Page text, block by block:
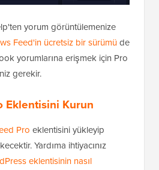
yorum görüntülemenize
Feed'in ücretsiz bir sürümüde
yorumlarına erişmek için Pro
gerekir.
Eklentisini Kurun
Pro eklentisini yükleyip
Yardıma ihtiyacınız
eklentisinin nasıl